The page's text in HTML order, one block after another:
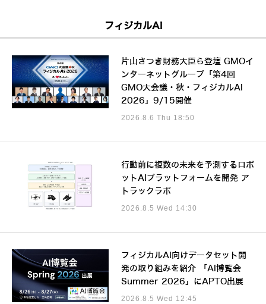
フィジカルAI
片山さつき財務大臣ら登壇 GMOイ
ンターネットグループ「第4回
GMO大会議・秋・フィジカルAI
2026」9/15開催
2026.8.6 Thu 18:50
行動前に複数の未来を予測するロボ
ットAIプラットフォームを開発 ア
トラックラボ
2026.8.5 Wed 14:30
フィジカルAI向けデータセット開
発の取り組みを紹介 「AI博覧会
Summer 2026」にAPTO出展
2026.8.5 Wed 12:45